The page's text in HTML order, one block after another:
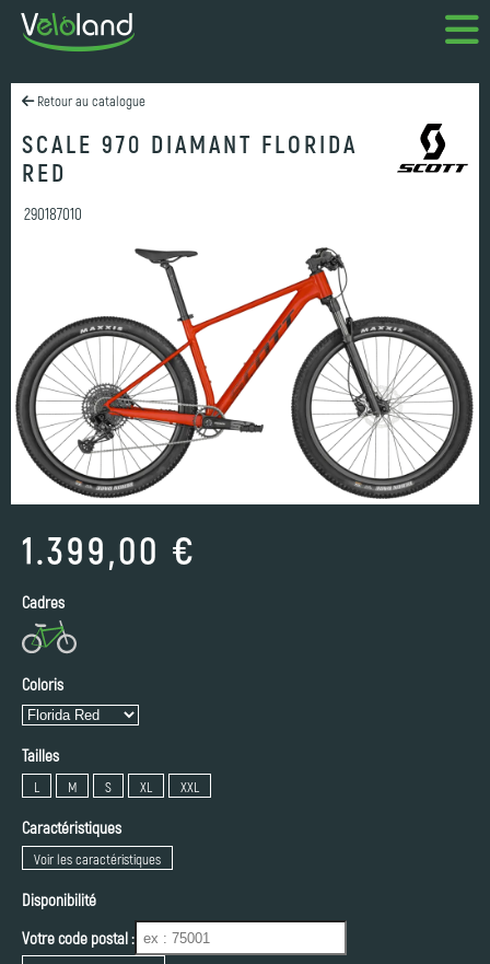
Retour au catalogue
SCALE 970 DIAMANT FLORIDA
RED
290187010
1.399,00 €
Cadres
Coloris
Tailles
L M S XL XXL
Caractéristiques
Voir les caractéristiques
Disponibilité
Votre code postal :